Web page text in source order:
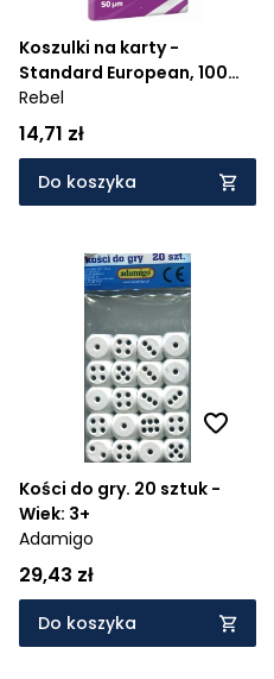
Koszulki na karty -
Standard European, 100
szt.
Rebel
14,71 zł
Do koszyka
Kości do gry. 20 sztuk -
Wiek: 3+
Adamigo
29,43 zł
Do koszyka